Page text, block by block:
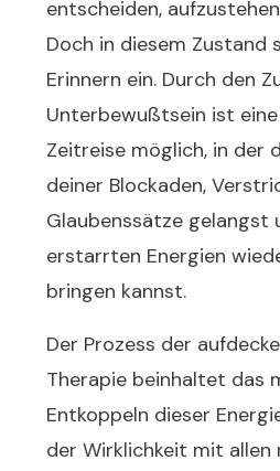
entscheiden,
Doch in diesem Zustand
Erinnern ein. Durch den
Unterbewußtsein ist
Zeitreise möglich, in der
deiner Blockaden,
Glaubenssätze gelangst
erstarrten Energien
bringen kannst.
Der Prozess der
Therapie beinhaltet das
Entkoppeln dieser
der Wirklichkeit mit allen